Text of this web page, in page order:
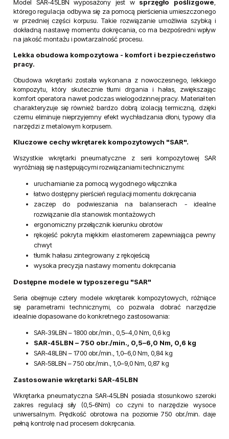
Model SAR-45LBN wyposażony jest w sprzęgło poślizgowe
którego regulacja odbywa się za pomocą pierścienia umieszczonego
w przedniej części korpusu. Takie rozwiązanie umożliwia szybką i
dokładną nastawę momentu dokręcania, co ma bezpośredni wpływ
na jakość montażu i powtarzalność procesu.
Lekka obudowa kompozytowa - komfort i bezpieczeństwo
pracy.
Obudowa wkrętarki została wykonana z nowoczesnego, lekkiego
kompozytu, który skutecznie tłumi drgania i hałas, zwiększając
komfort operatora nawet podczas wielogodzinnej pracy. Materiał ten
charakteryzuje się również bardzo dobrą izolacją termiczną, dzięki
czemu eliminuje nieprzyjemny efekt wychładzania dłoni, typowy dla
narzędzi z metalowym korpusem.
Kluczowe cechy wkrętarek kompozytowych "SAR".
Wszystkie wkrętarki pneumatyczne z serii kompozytowej SAR
wyróżniają się następującymi rozwiązaniami technicznymi:
uruchamianie za pomocą wygodnego włącznika
łatwo dostępny pierścień regulacji momentu dokręcania
zaczep do podwieszania na balanserach - idealne
rozwiązanie dla stanowisk montażowych
ergonomiczny przełącznik kierunku obrotów
rękojeść pokryta miękkim elastomerem zapewniająca pewny
chwyt
tłumik hałasu zintegrowany z rękojeścią
wysoka precyzja nastawy momentu dokręcania
Dostępne modele w typoszeregu "SAR"
Seria obejmuje cztery modele wkrętarek kompozytowych, różniące
się parametrami technicznymi, co pozwala dobrać narzędzie
idealnie dopasowane do konkretnego zastosowania:
SAR-39LBN – 1800 obr./min., 0,5–4,0 Nm, 0,6 kg
SAR-45LBN – 750 obr./min., 0,5–6,0 Nm, 0,6 kg
SAR-48LBN – 1700 obr./min., 1,0–6,0 Nm, 0,84 kg
SAR-58LBN – 750 obr./min., 1,0–9,0 Nm, 0,87 kg
Zastosowanie wkrętarki SAR-45LBN
Wkrętarka pneumatyczna SAR-45LBN posiada stosunkowo szeroki
zakres regulacji siły (0,5-6Nm) co czyni to narzędzie wysoce
uniwersalnym. Prędkość obrotowa na poziomie 750 obr./min. daje
pełną kontrolę nad procesem dokręcania.